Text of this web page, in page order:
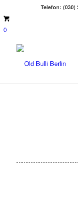
Telefon: (030)
0